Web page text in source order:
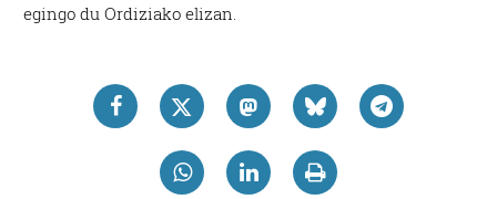
egingo du Ordiziako elizan.